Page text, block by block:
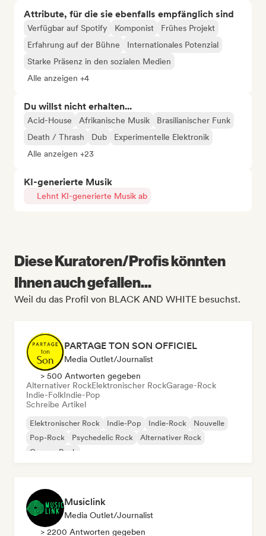
Attribute, für die sie ebenfalls empfänglich sind
Verfügbar auf Spotify Komponist
Frühes Projekt
Erfahrung auf der Bühne
Internationales Potenzial
Starke Präsenz in den sozialen Medien
Alle anzeigen +4
Du willst nicht erhalten...
Acid-House Afrikanische Musik
Brasilianischer Funk
Death / Thrash
Dub
Experimentelle Elektronik
Alle anzeigen +23
KI-generierte Musik
Lehnt KI-generierte Musik ab
Diese Kuratoren/Profis könnten
Ihnen auch gefallen...
Weil du das Profil von BLACK AND WHITE besuchst.
PARTAGE TON SON OFFICIEL
Media Outlet/Journalist
> 500 Antworten gegeben
Alternativer RockElektronischer RockGarage-Rock
Indie-FolkIndie-Pop
Schreibe Artikel
Elektronischer Rock Indie-Pop Indie-Rock
Nouvelle
Pop-Rock
Psychedelic Rock
Alternativer Rock
Garage-Rock
Musiclink
Media Outlet/Journalist
> 2200 Antworten gegeben